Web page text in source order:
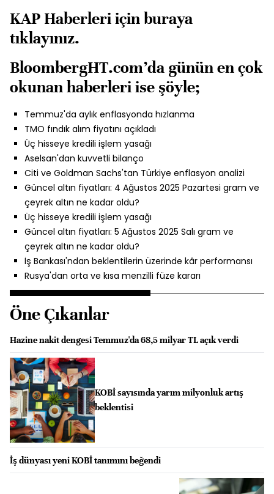
KAP Haberleri için buraya
tıklayınız.
BloombergHT.com’da günün en çok
okunan haberleri ise şöyle;
Temmuz'da aylık enflasyonda hızlanma
TMO fındık alım fiyatını açıkladı
Üç hisseye kredili işlem yasağı
Aselsan'dan kuvvetli bilanço
Citi ve Goldman Sachs'tan Türkiye enflasyon analizi
Güncel altın fiyatları: 4 Ağustos 2025 Pazartesi gram ve
çeyrek altın ne kadar oldu?
Üç hisseye kredili işlem yasağı
Güncel altın fiyatları: 5 Ağustos 2025 Salı gram ve
çeyrek altın ne kadar oldu?
İş Bankası'ndan beklentilerin üzerinde kâr performansı
Rusya'dan orta ve kısa menzilli füze kararı
Öne Çıkanlar
Hazine nakit dengesi Temmuz'da 68,5 milyar TL açık verdi
KOBİ sayısında yarım milyonluk artış
beklentisi
İş dünyası yeni KOBİ tanımını beğendi